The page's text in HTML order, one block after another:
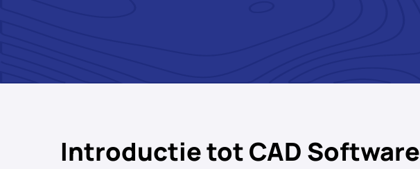
Introductie tot CAD Software